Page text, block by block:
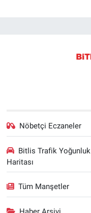
Nöbetçi Eczaneler
Bitlis Trafik Yoğunluk
Haritası
Tüm Manşetler